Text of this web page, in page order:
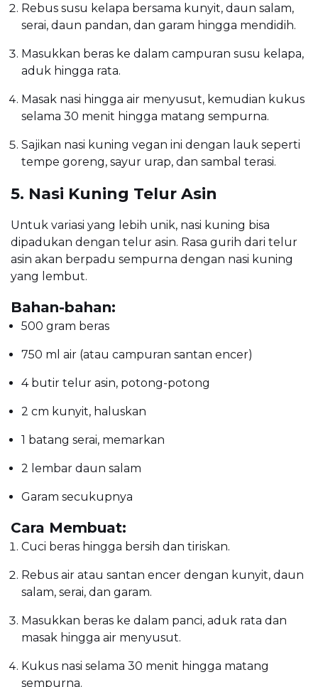
Rebus susu kelapa bersama kunyit, daun salam,
serai, daun pandan, dan garam hingga mendidih.
Masukkan beras ke dalam campuran susu kelapa,
aduk hingga rata.
Masak nasi hingga air menyusut, kemudian kukus
selama 30 menit hingga matang sempurna.
Sajikan nasi kuning vegan ini dengan lauk seperti
tempe goreng, sayur urap, dan sambal terasi.
5. Nasi Kuning Telur Asin
Untuk variasi yang lebih unik, nasi kuning bisa
dipadukan dengan telur asin. Rasa gurih dari telur
asin akan berpadu sempurna dengan nasi kuning
yang lembut.
Bahan-bahan:
500 gram beras
750 ml air (atau campuran santan encer)
4 butir telur asin, potong-potong
2 cm kunyit, haluskan
1 batang serai, memarkan
2 lembar daun salam
Garam secukupnya
Cara Membuat:
Cuci beras hingga bersih dan tiriskan.
Rebus air atau santan encer dengan kunyit, daun
salam, serai, dan garam.
Masukkan beras ke dalam panci, aduk rata dan
masak hingga air menyusut.
Kukus nasi selama 30 menit hingga matang
sempurna.